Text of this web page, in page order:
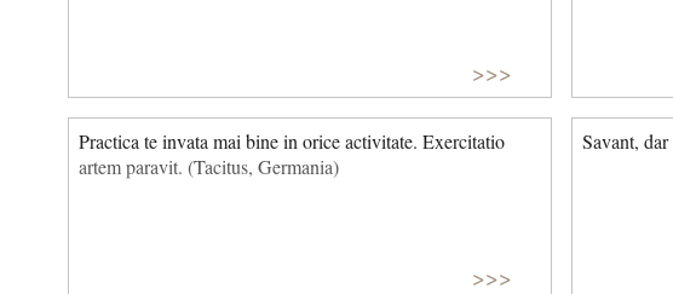
>>>
Practica te invata mai bine in orice activitate. Exercitatio
artem paravit. (Tacitus, Germania)
>>>
Savant,